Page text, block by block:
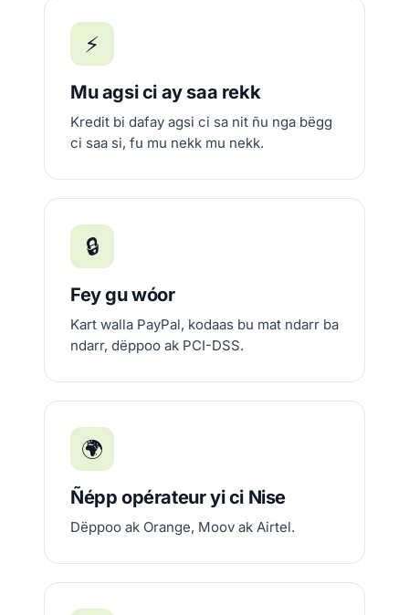
⚡
Mu agsi ci ay saa rekk
Kredit bi dafay agsi ci sa nit ñu nga bëgg
ci saa si, fu mu nekk mu nekk.
🔒
Fey gu wóor
Kart walla PayPal, kodaas bu mat ndarr ba
ndarr, dëppoo ak PCI-DSS.
🌍
Ñépp opérateur yi ci Nise
Dëppoo ak Orange, Moov ak Airtel.